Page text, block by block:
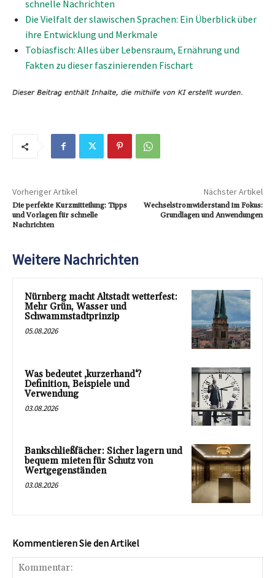
schnelle Nachrichten
Die Vielfalt der slawischen Sprachen: Ein Überblick über
ihre Entwicklung und Merkmale
Tobiasfisch: Alles über Lebensraum, Ernährung und
Fakten zu dieser faszinierenden Fischart
Vorheriger Artikel
Die perfekte Kurzmitteilung: Tipps
und Vorlagen für schnelle
Nachrichten
Nächster Artikel
Wechselstromwiderstand im Fokus:
Grundlagen und Anwendungen
Weitere Nachrichten
Nürnberg macht Altstadt wetterfest:
Mehr Grün, Wasser und
Schwammstadtprinzip
05.08.2026
Was bedeutet ‚kurzerhand‘?
Definition, Beispiele und
Verwendung
03.08.2026
Bankschließfächer: Sicher lagern und
bequem mieten für Schutz von
Wertgegenständen
03.08.2026
Kommentieren Sie den Artikel